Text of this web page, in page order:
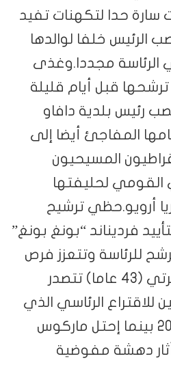
سارة حدا لتكهنات تفيد
الرئيس خلفا لوالدها
الرئاسة مجددا.وغذى
قبل أيام قليلة
رئيس بلدية دافاو
المفاجئ أيضا إلى
المسيحيون
القومي لحليفتها
أرويو.حظي ترشيح
فرديناند “بونغ بونغ”
للرئاسة وتتعزز فرص
فوزه.كانت سارة دوتيرتي (43 عاما) تتصدر
للاقتراع الرئاسي الذي
سيجرى في مايو 2022 بينما إحتل ماركوس
أثار دهشة مفوضية